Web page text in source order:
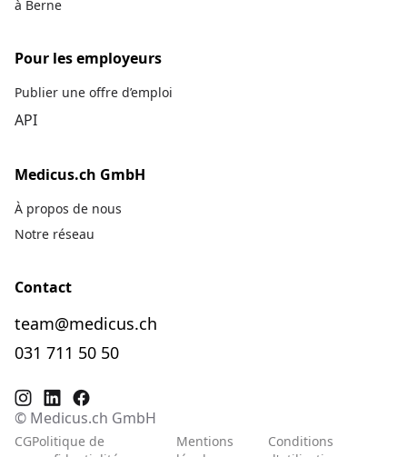
à Berne
Pour les employeurs
Publier une offre d’emploi
API
Medicus.ch GmbH
À propos de nous
Notre réseau
Contact
team@medicus.ch
031 711 50 50
© Medicus.ch GmbH
CGPolitique de
Mentions
Conditions